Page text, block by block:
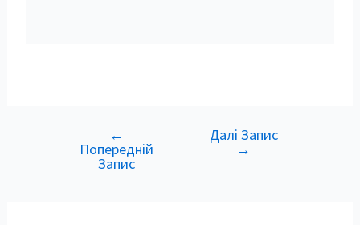
записів
←
Попередній
Запис
Далі Запис
→